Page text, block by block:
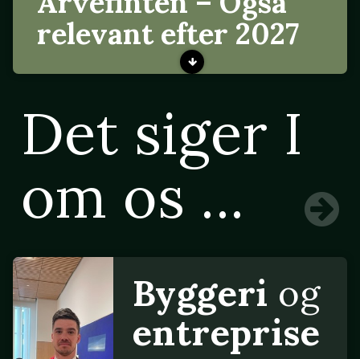
relevant efter 2027
Det siger I
om os ...
Byggeri og
entreprise